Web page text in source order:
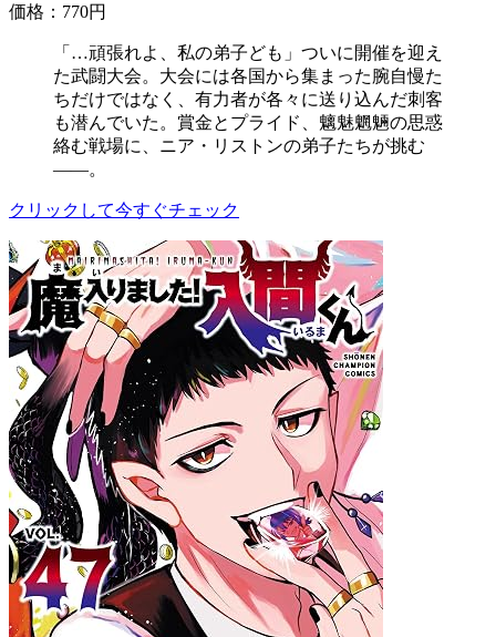
価格：770円
「…頑張れよ、私の弟子ども」ついに開催を迎え
た武闘大会。大会には各国から集まった腕自慢た
ちだけではなく、有力者が各々に送り込んだ刺客
も潜んでいた。賞金とプライド、魑魅魍魎の思惑
絡む戦場に、ニア・リストンの弟子たちが挑む
――。
クリックして今すぐチェック